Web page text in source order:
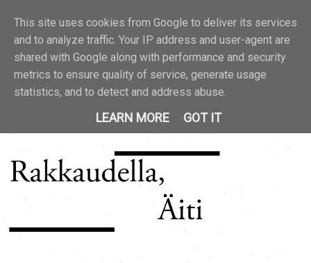
This site uses cookies from Google to deliver its services
and to analyze traffic. Your IP address and user-agent are
shared with Google along with performance and security
metrics to ensure quality of service, generate usage
statistics, and to detect and address abuse.
LEARN MORE GOT IT